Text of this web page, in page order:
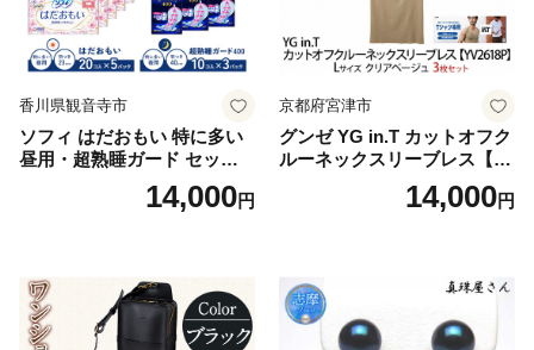
香川県観音寺市
ソフィ はだおもい 特に多い
昼用・超熟睡ガード セット
羽付き ナプキン 生理用品 サ
ニタリー ユニ・チャーム
14,000円
京都府宮津市
グンゼ YG in.T カットオフク
ルーネックスリーブレス【Y
V2618P】Lサイズ クリアベ
ージュ3枚セット [№5716-04
14,000円